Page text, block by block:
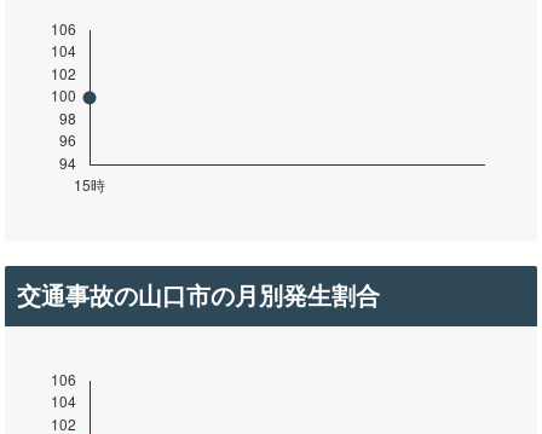
交通事故の山口市の月別発生割合